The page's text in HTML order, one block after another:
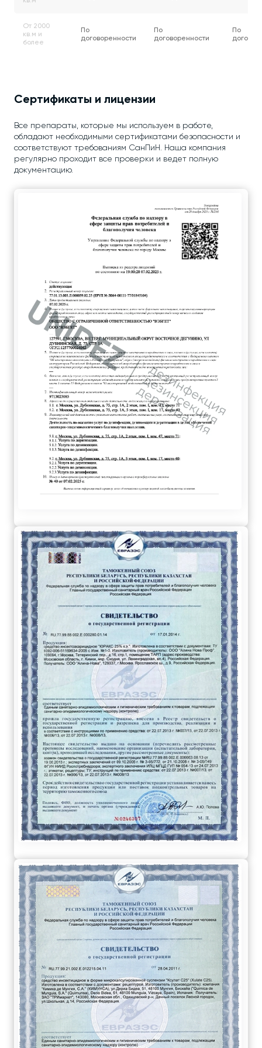
От 2000
кв.м и
более
По
договоренности
По
договоренности
По
Сертификаты и лицензии
Все препараты, которые мы используем в работе,
обладают необходимыми сертификатами безопасности и
соответствуют требованиям СанПиН. Наша компания
регулярно проходит все проверки и ведет полную
документацию.